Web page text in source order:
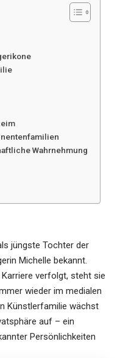
Wahrnehmung
jüngste Tochter der
Michelle bekannt.
verfolgt, steht sie
wieder im medialen
Künstlerfamilie wächst
auf – ein
Persönlichkeiten